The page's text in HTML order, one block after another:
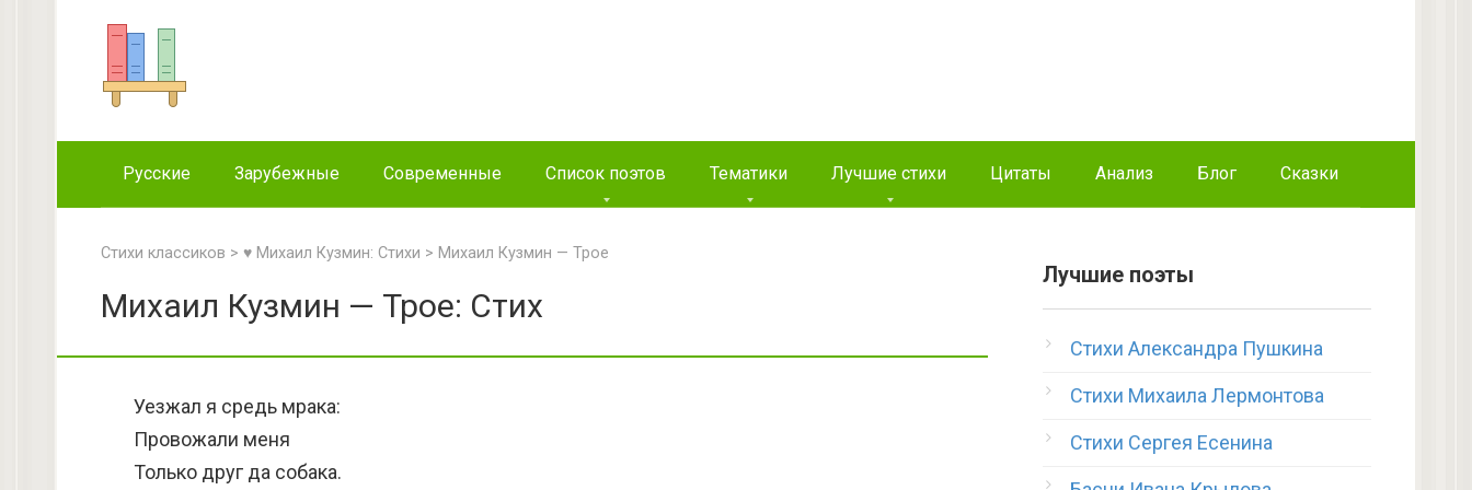
Русские Зарубежные Современные Список поэтов Тематики Лучшие стихи Цитаты Анализ Блог Сказки
Стихи классиков > ♥ Михаил Кузмин: Стихи > Михаил Кузмин — Трое
Михаил Кузмин — Трое: Стих
Уезжал я средь мрака:
Провожали меня
Только друг да собака.
Лучшие поэты
Стихи Александра Пушкина
Стихи Михаила Лермонтова
Стихи Сергея Есенина